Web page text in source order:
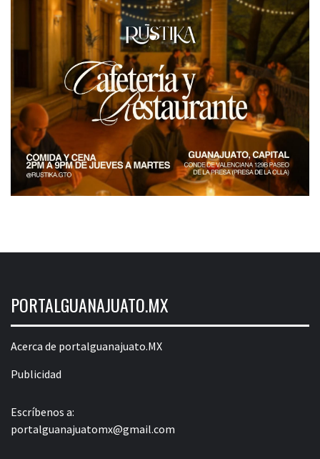
PORTALGUANAJUATO.MX
Acerca de portalguanajuato.MX
Publicidad
Escríbenos a:
portalguanajuatomx@gmail.com